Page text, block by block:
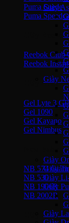
Puma Suede
Puma
Giày Reebok
Reebok Club
Reebok
Giày Asics
Gel Lyte 3
Gel 1090
Gel Kayano
Gel Nimbus
New Balance
NB 574
NB 530
NB 1906R
NB 2002R
Giày
Giày
Giày
Giày
Giày
Giày
Giày
Giày